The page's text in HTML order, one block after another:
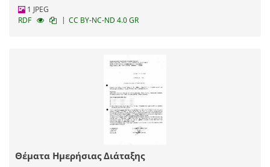
1 JPEG
RDF
| CC BY-NC-ND 4.0 GR
Θέματα Ημερήσιας Διάταξης